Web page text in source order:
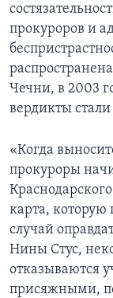
прокуроров и
Чечни, в 2003
вердикты
«Когда
прокуроры
карта, которую
случай
Нины Стус,
отказываются
присяжными,